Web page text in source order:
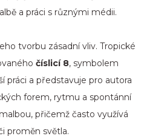
a práci s různými médii.
tvorbu zásadní vliv. Tropické
číslicí 8, symbolem
práci a představuje pro autora
forem, rytmu a spontánní
přičemž často využívá
proměn světla.